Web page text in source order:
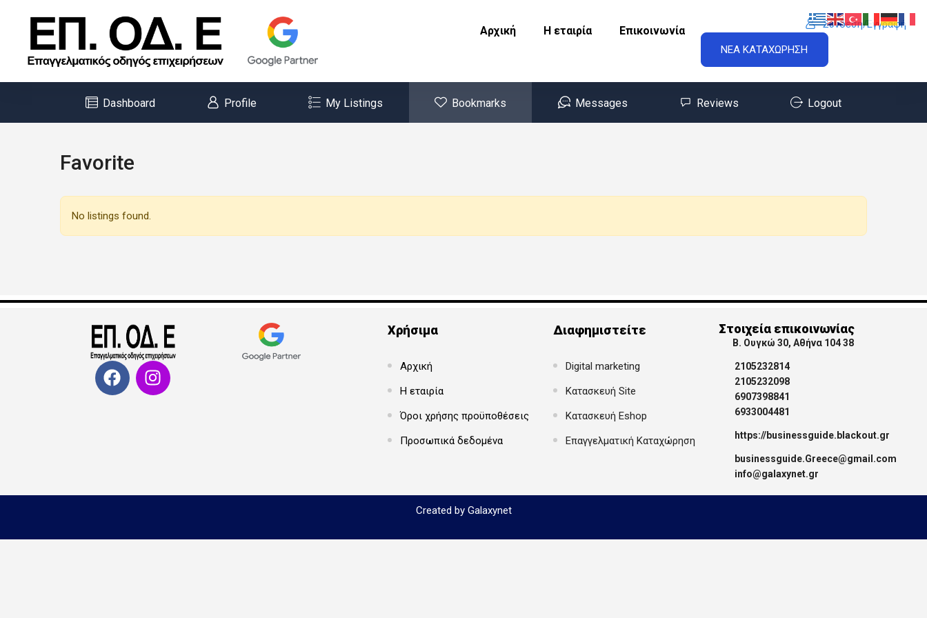
Αρχική Η εταιρία Επικοινωνία
Σύνδεση/Εγγραφή
ΝΕΑ ΚΑΤΑΧΩΡΗΣΗ
Dashboard Profile My Listings Bookmarks Messages Reviews Logout
Favorite
No listings found.
Χρήσιμα
Αρχική
Η εταιρία
Όροι χρήσης προϋποθέσεις
Προσωπικά δεδομένα
Διαφημιστείτε
Digital marketing
Κατασκευή Site
Κατασκευή Eshop
Επαγγελματική Καταχώρηση
Στοιχεία επικοινωνίας
Β. Ουγκώ 30, Αθήνα 104 38
2105232814
2105232098
6907398841
6933004481
https://businessguide.blackout.gr
businessguide.Greece@gmail.com
info@galaxynet.gr
Created by Galaxynet